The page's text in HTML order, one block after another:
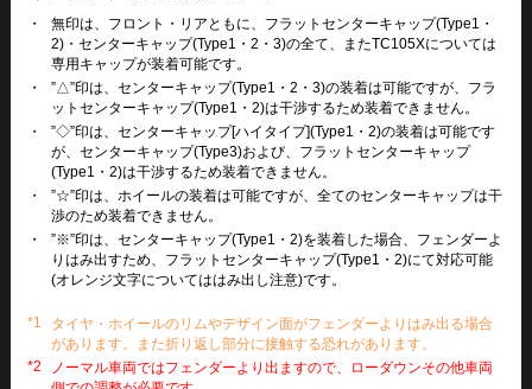
・
無印は、フロント・リアともに、フラットセンターキャップ(Type1・
2)・センターキャップ(Type1・2・3)の全て、またTC105Xについては
専用キャップが装着可能です。
・
”△”印は、センターキャップ(Type1・2・3)の装着は可能ですが、フラ
ットセンターキャップ(Type1・2)は干渉するため装着できません。
・
”◇”印は、センターキャップ[ハイタイプ](Type1・2)の装着は可能です
が、センターキャップ(Type3)および、フラットセンターキャップ
(Type1・2)は干渉するため装着できません。
・
”☆”印は、ホイールの装着は可能ですが、全てのセンターキャップは干
渉のため装着できません。
・
”※”印は、センターキャップ(Type1・2)を装着した場合、フェンダーよ
りはみ出すため、フラットセンターキャップ(Type1・2)にて対応可能
(オレンジ文字についてははみ出し注意)です。
*1
タイヤ・ホイールのリムやデザイン面がフェンダーよりはみ出る場合
があります。また折り返し部分に接触する恐れがあります。
*2
ノーマル車両ではフェンダーより出ますので、ローダウンその他車両